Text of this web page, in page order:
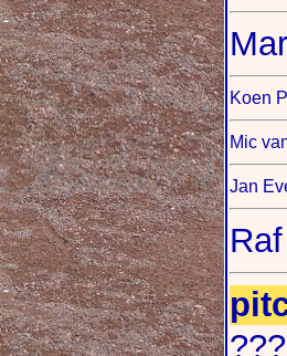
Koen
Mic
Jan